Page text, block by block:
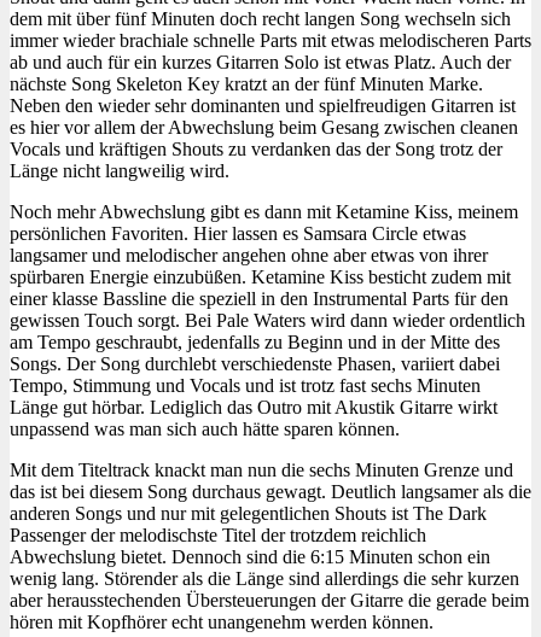
dem mit über fünf Minuten doch recht langen Song wechseln sich
immer wieder brachiale schnelle Parts mit etwas melodischeren Parts
ab und auch für ein kurzes Gitarren Solo ist etwas Platz. Auch der
nächste Song Skeleton Key kratzt an der fünf Minuten Marke.
Neben den wieder sehr dominanten und spielfreudigen Gitarren ist
es hier vor allem der Abwechslung beim Gesang zwischen cleanen
Vocals und kräftigen Shouts zu verdanken das der Song trotz der
Länge nicht langweilig wird.
Noch mehr Abwechslung gibt es dann mit Ketamine Kiss, meinem
persönlichen Favoriten. Hier lassen es Samsara Circle etwas
langsamer und melodischer angehen ohne aber etwas von ihrer
spürbaren Energie einzubüßen. Ketamine Kiss besticht zudem mit
einer klasse Bassline die speziell in den Instrumental Parts für den
gewissen Touch sorgt. Bei Pale Waters wird dann wieder ordentlich
am Tempo geschraubt, jedenfalls zu Beginn und in der Mitte des
Songs. Der Song durchlebt verschiedenste Phasen, variiert dabei
Tempo, Stimmung und Vocals und ist trotz fast sechs Minuten
Länge gut hörbar. Lediglich das Outro mit Akustik Gitarre wirkt
unpassend was man sich auch hätte sparen können.
Mit dem Titeltrack knackt man nun die sechs Minuten Grenze und
das ist bei diesem Song durchaus gewagt. Deutlich langsamer als die
anderen Songs und nur mit gelegentlichen Shouts ist The Dark
Passenger der melodischste Titel der trotzdem reichlich
Abwechslung bietet. Dennoch sind die 6:15 Minuten schon ein
wenig lang. Störender als die Länge sind allerdings die sehr kurzen
aber herausstechenden Übersteuerungen der Gitarre die gerade beim
hören mit Kopfhörer echt unangenehm werden können.